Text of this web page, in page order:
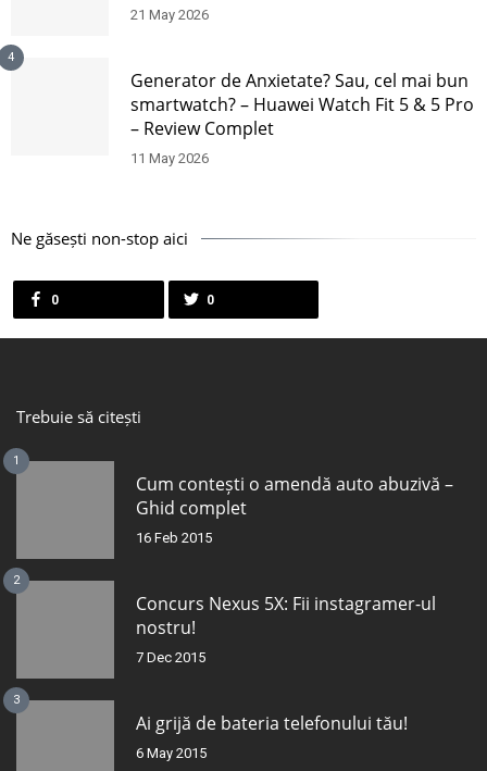
21 May 2026
4
Generator de Anxietate? Sau, cel mai bun
smartwatch? – Huawei Watch Fit 5 & 5 Pro
– Review Complet
11 May 2026
Ne găsești non-stop aici
0 0
Trebuie să citești
1
Cum contești o amendă auto abuzivă –
Ghid complet
16 Feb 2015
2
Concurs Nexus 5X: Fii instagramer-ul
nostru!
7 Dec 2015
3
Ai grijă de bateria telefonului tău!
6 May 2015